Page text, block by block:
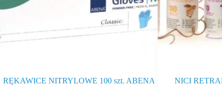
RĘKAWICE NITRYLOWE 100 szt. ABENA
NICI